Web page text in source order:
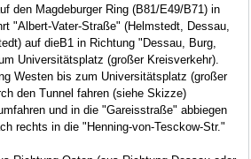
den Magdeburger Ring (B81/E49/B71) in
"Albert-Vater-Straße" (Helmstedt, Dessau,
auf dieB1 in Richtung "Dessau, Burg,
Universitätsplatz (großer Kreisverkehr).
Westen bis zum Universitätsplatz (großer
den Tunnel fahren (siehe Skizze)
und in die "Gareisstraße" abbiegen
rechts in die "Henning-von-Tesckow-Str."